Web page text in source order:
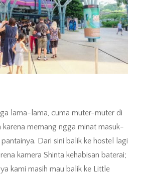
lama-lama, cuma muter-muter di
karena memang ngga minat masuk-
Dari sini balik ke hostel lagi
kamera Shinta kehabisan baterai;
kami masih mau balik ke Little